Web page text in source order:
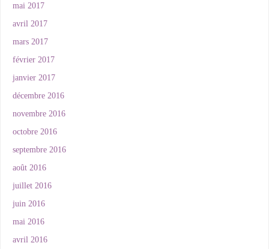
mai 2017
avril 2017
mars 2017
février 2017
janvier 2017
décembre 2016
novembre 2016
octobre 2016
septembre 2016
août 2016
juillet 2016
juin 2016
mai 2016
avril 2016